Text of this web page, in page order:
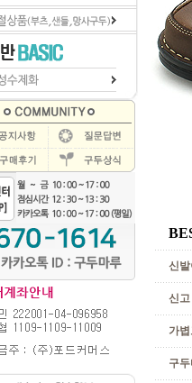
신
신
가
구